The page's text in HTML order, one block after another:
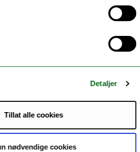
Detaljer
Tillat alle cookies
nødvendige cookies
og sentre